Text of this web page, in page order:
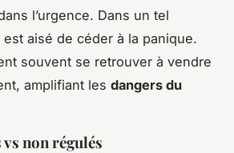
l’urgence. Dans un tel
aisé de céder à la panique.
souvent se retrouver à vendre
amplifiant les dangers du
non régulés